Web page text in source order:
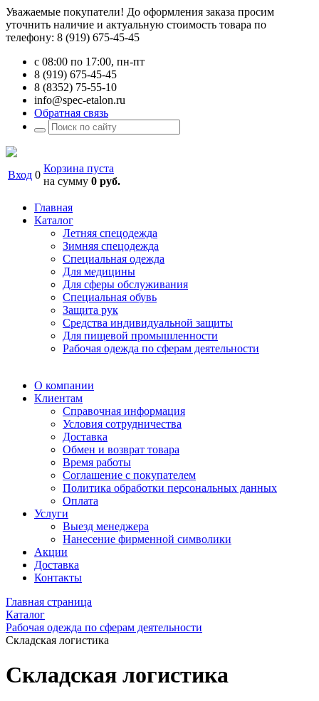
Уважаемые покупатели! До оформления заказа просим
уточнить наличие и актуальную стоимость товара по
телефону: 8 (919) 675-45-45
с 08:00 по 17:00, пн-пт
8 (919) 675-45-45
8 (8352) 75-55-10
info@spec-etalon.ru
Обратная связь
Вход 0
Корзина пуста
на сумму 0 руб.
Главная
Каталог
Летняя спецодежда
Зимняя спецодежда
Специальная одежда
Для медицины
Для сферы обслуживания
Специальная обувь
Защита рук
Средства индивидуальной защиты
Для пищевой промышленности
Рабочая одежда по сферам деятельности
О компании
Клиентам
Справочная информация
Условия сотрудничества
Доставка
Обмен и возврат товара
Время работы
Соглашение с покупателем
Политика обработки персональных данных
Оплата
Услуги
Выезд менеджера
Нанесение фирменной символики
Акции
Доставка
Контакты
Главная страница
Каталог
Рабочая одежда по сферам деятельности
Складская логистика
Складская логистика